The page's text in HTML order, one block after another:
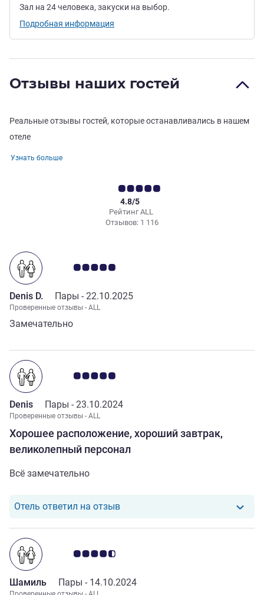
Зал на 24 человека, закуски на выбор.
Подробная информация
Отзывы наших гостей
Реальные отзывы гостей, которые останавливались в нашем
отеле
Узнать больше
Рейтинг ALL
4.8/5
Отзывов: 1 116
Примечание: отзывы клиентов 5.0/5
Denis D. Пары - 22.10.2025
Проверенные отзывы - ALL
Замечательно
Хорошее расположение, хороший завтрак,
великолепный персонал
Примечание: отзывы клиентов 5.0/5
Denis Пары - 23.10.2024
Проверенные отзывы - ALL
Всё замечательно
Отель ответил на отзывОтель ответил на отзыв от Denis
Примечание: отзывы клиентов 4.5/5
Шамиль Пары - 14.10.2024